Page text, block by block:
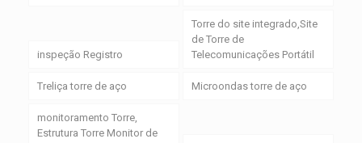
inspeção Registro
Torre do site integrado,Site
de Torre de
Telecomunicações Portátil
Treliça torre de aço Microondas torre de aço
monitoramento Torre,
Estrutura Torre Monitor de